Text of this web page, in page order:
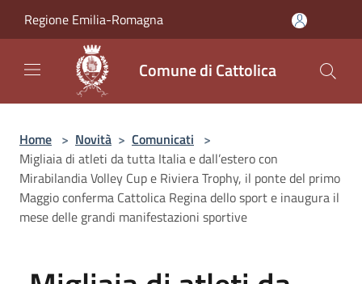
Regione Emilia-Romagna
Comune di Cattolica
Home > Novità > Comunicati >
Migliaia di atleti da tutta Italia e dall’estero con
Mirabilandia Volley Cup e Riviera Trophy, il ponte del primo
Maggio conferma Cattolica Regina dello sport e inaugura il
mese delle grandi manifestazioni sportive